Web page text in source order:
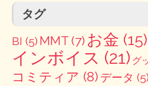
タグ
BI (5) MMT (7) お金 (15)
インボイス (21) グ
コミティア (8) データ (5)